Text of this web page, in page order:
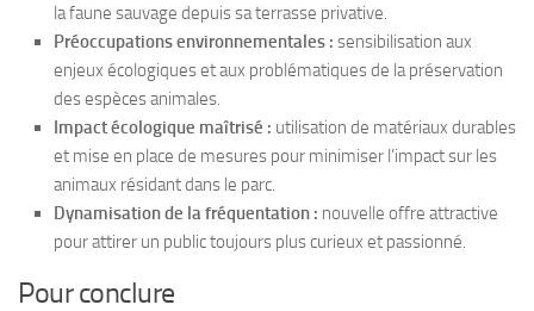
la faune sauvage depuis sa terrasse privative.
Préoccupations environnementales : sensibilisation aux
enjeux écologiques et aux problématiques de la préservation
des espèces animales.
Impact écologique maîtrisé : utilisation de matériaux durables
et mise en place de mesures pour minimiser l’impact sur les
animaux résidant dans le parc.
Dynamisation de la fréquentation : nouvelle offre attractive
pour attirer un public toujours plus curieux et passionné.
Pour conclure